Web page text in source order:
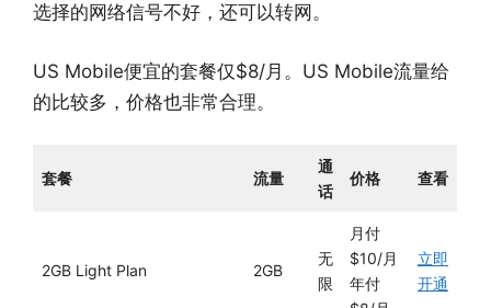
选择的网络信号不好，还可以转网。
US Mobile便宜的套餐仅$8/月。US Mobile流量给
的比较多，价格也非常合理。
套餐 流量
通
话
价格 查看
2GB Light Plan 2GB
无
限
月付
$10/月
年付
立即
开通